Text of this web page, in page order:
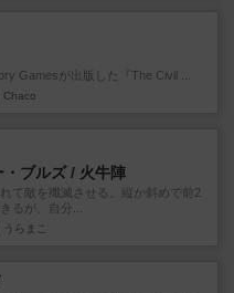
Gamesが出版した『The Civil ...
Chaco
・ブルズ / 火牛陣
て敵を殲滅させる。縦か斜めで前2
るが、自分...
うらまこ